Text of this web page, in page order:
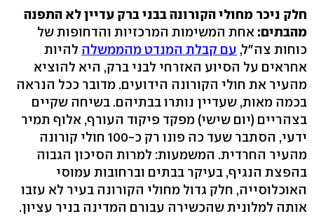
חלק ניכר מחולי הקורונה בבני ברק עדיין לא התפנה
מהבתים: אחת המשימות המרכזיות והדחופות של
כוחות צה"ל, עם קבלת המנדט מהממשלה להיות
אחראים על הסיוע האזרחי לבני ברק, היא להוציא
מהעיר את חולי הקורונה הידועים. מדובר ככל הנראה
בכמה מאות, שעדיין נותרו בבתיהם. בשיחה שקיים
בצהריים (יום שישי) מפקד פיקוד העורף, אלוף תמיר
ידעי, הסתבר שעד כה פונו רק כ-100 חולי קורונה
מהעיר החרדית. המשמעות: למרות הסיכון הגבוה
בהפצת הנגיף, בעיקר בבתים וברחובות עמוסי
האוכלוסייה, חלק גדול מחולי הקורונה בעיר לא עזבו
אותה למלונית שהכשירה עבורם המדינה בניר עציון.